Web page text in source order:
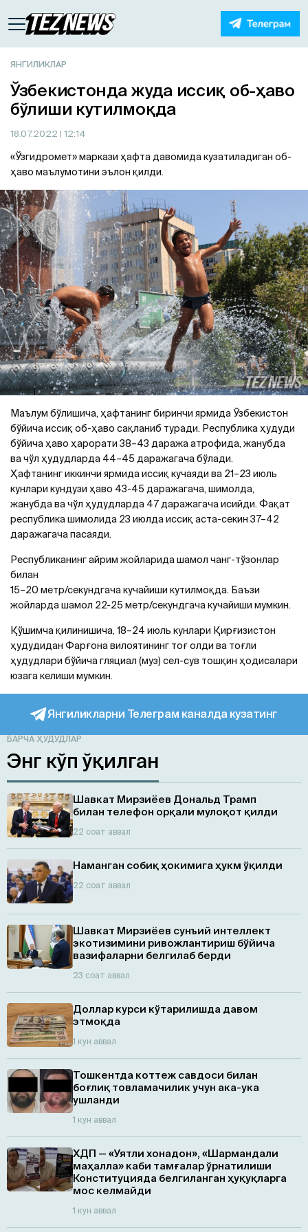
ЯНГИЛИКЛАР
Ўзбекистонда жуда иссиқ об-ҳаво
бўлиши кутилмоқда
18.07.2022 | 12:14
«Ўзгидромет» маркази ҳафта давомида кузатиладиган об-
ҳаво маълумотини эълон қилди.
Маълум бўлишича, ҳафтанинг биринчи ярмида Ўзбекистон
бўйича иссиқ об-ҳаво сақланиб туради. Республика ҳудуди
бўйича ҳаво ҳарорати 38–43 даража атрофида, жанубда
ва чўл ҳудудларда 44–45 даражагача бўлади.
Ҳафтанинг иккинчи ярмида иссиқ кучаяди ва 21–23 июль
кунлари кундузи ҳаво 43-45 даражагача, шимолда,
жанубда ва чўл ҳудудларда 47 даражагача исийди. Фақат
республика шимолида 23 июлда иссиқ аста-секин 37–42
даражагача пасаяди.
Республиканинг айрим жойларида шамол чанг-тўзонлар
билан
15–20 метр/секундгача кучайиши кутилмоқда. Баъзи
жойларда шамол 22-25 метр/секундгача кучайиши мумкин.
Қўшимча қилинишича, 18–24 июль кунлари Қирғизистон
ҳудудидан Фарғона вилоятининг тоғ олди ва тоғли
ҳудудлари бўйича гляциал (муз) сел-сув тошқин ҳодисалари
юзага келиши мумкин.
Янгиликларни Телеграм каналда кузатинг
БАРЧА ҲУДУДЛАР
Энг кўп ўқилган
Шавкат Мирзиёев Дональд Трамп
билан телефон орқали мулоқот қилди
22 соат аввал
Наманган собиқ ҳокимига ҳукм ўқилди
22 соат аввал
Шавкат Мирзиёев сунъий интеллект
экотизимини ривожлантириш бўйича
вазифаларни белгилаб берди
23 соат аввал
Доллар курси кўтарилишда давом
этмоқда
1 кун аввал
Тошкентда коттеж савдоси билан
боғлиқ товламачилик учун ака-ука
ушланди
1 кун аввал
ХДП — «Уятли хонадон», «Шармандали
маҳалла» каби тамғалар ўрнатилиши
Конституцияда белгиланган ҳуқуқларга
мос келмайди
1 кун аввал